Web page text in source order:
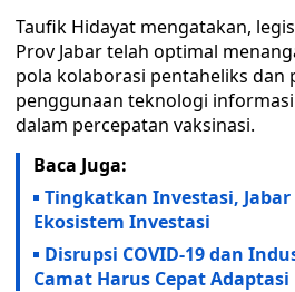
Taufik Hidayat mengatakan,
Prov Jabar telah optimal
pola kolaborasi pentaheliks dan
penggunaan teknologi
dalam percepatan vaksinasi.
Baca Juga:
Tingkatkan Investasi,
Ekosistem Investasi
Disrupsi COVID-19 dan
Camat Harus Cepat Adaptasi